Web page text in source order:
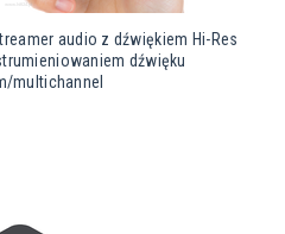
audio z dźwiękiem Hi-Res
dźwięku
multichannel